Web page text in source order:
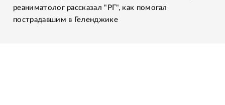
реаниматолог рассказал "РГ", как помогал
пострадавшим в Геленджике